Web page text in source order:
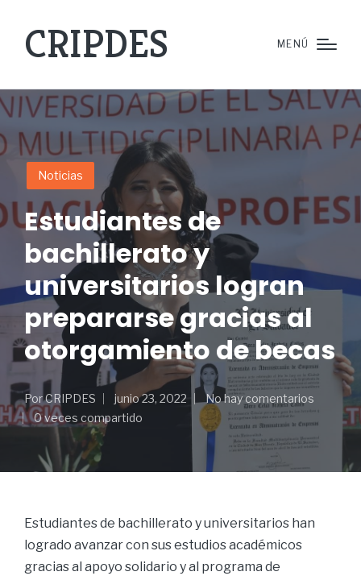
CRIPDES MENÚ
Noticias
Estudiantes de
bachillerato y
universitarios logran
prepararse gracias al
otorgamiento de becas
PorCRIPDES junio 23, 2022
No hay comentarios
0 veces compartido
Estudiantes de bachillerato y universitarios han
logrado avanzar con sus estudios académicos
gracias al apoyo solidario y al programa de